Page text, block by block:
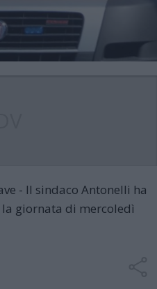
- Il sindaco Antonelli ha
giornata di mercoledì